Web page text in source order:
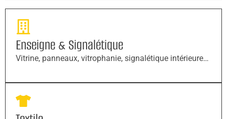
Enseigne & Signalétique
Vitrine, panneaux, vitrophanie, signalétique intérieure…